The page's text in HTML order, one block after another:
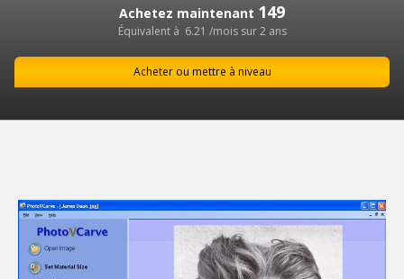
Achetez maintenant 149
Équivalent à 6.21 /mois sur 2 ans
Acheter ou mettre à niveau